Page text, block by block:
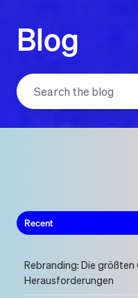
Blog
Recent
Rebranding: Die größten
Herausforderungen